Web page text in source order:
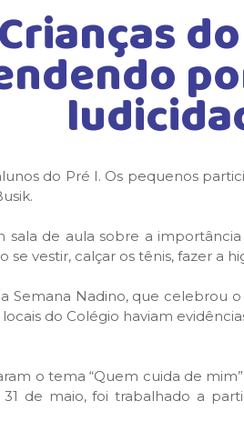
Crianças
do Pré I. Os pequenos
de aula sobre a
se vestir, calçar os tênis, fazer a
Semana Nadino, que celebrou
do Colégio haviam
o tema “Quem cuida de
de maio, foi trabalhado a